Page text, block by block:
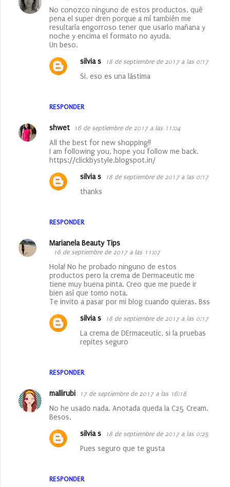
No conozco ninguno de estos productos, qué
pena el super dren porque a mí también me
resultaría engorroso tener que usarlo mañana y
noche y encima el formato no ayuda.
Un beso.
RESPONDER
silvia s 18 de septiembre de 2017 a las 0:17
Si, eso es una lástima
shwet 16 de septiembre de 2017 a las 11:04
All the best for new shopping!!
I am following you, hope you follow me back.
https://clickbystyle.blogspot.in/
RESPONDER
silvia s 18 de septiembre de 2017 a las 0:17
thanks
Marianela Beauty Tips
16 de septiembre de 2017 a las 11:07
Hola! No he probado ninguno de estos
productos pero la crema de Dermaceutic me
tiene muy buena pinta. Creo que me puede ir
bien así que tomo nota.
Te invito a pasar por mi blog cuando quieras. Bss
RESPONDER
silvia s 18 de septiembre de 2017 a las 0:17
La crema de DErmaceutic, si la pruebas
repites seguro
mallirubi 17 de septiembre de 2017 a las 16:18
No he usado nada. Anotada queda la C25 Cream.
Besos.
RESPONDER
silvia s 18 de septiembre de 2017 a las 0:25
Pues seguro que te gusta